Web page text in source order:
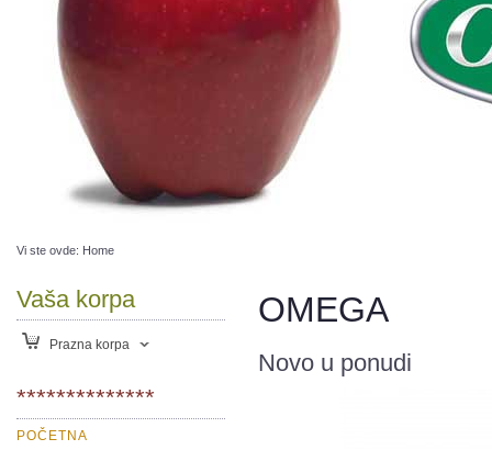
Vi ste ovde: Home
Vaša korpa
Prazna korpa
**************
POČETNA
OMEGA
Novo u ponudi